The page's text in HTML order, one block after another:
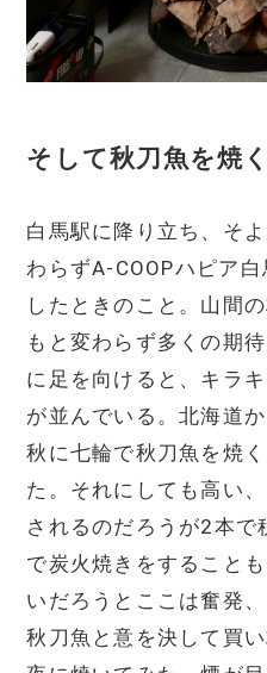
そして秋刀魚を焼く
白馬駅に降り立ち、そ
わらずA-COOPハピア
したときのこと。山間
もと変わらず多くの期
に足を向けると、キラ
が並んでいる。北海道
秋に七輪で秋刀魚を焼
た。それにしても高い
されるのだろうが2本
で炭火焼きをすること
いだろうとここは奮発
秋刀魚と意を決して買